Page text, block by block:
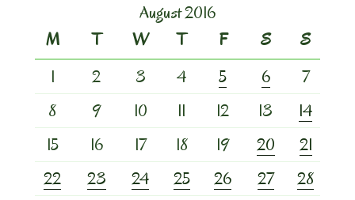
August 2016
M
T W T F S
S
1
2 3 4 5 6
7
8
9 10 11 12 13
14
15
16 17 18 19 20
21
22
23 24 25 26 27
28